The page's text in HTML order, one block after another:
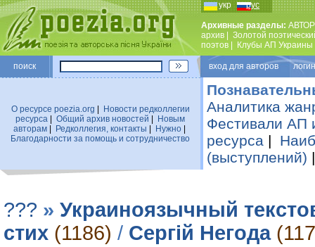
укр рус
Архивные разделы:
архив
Золотой
поэтов
Клубы АП Украины
поиск вход для авторов
О ресурсе poezia.org
Новости редколлегии
ресурса
Общий архив новостей
Новым
авторам| Редколлегия, контакты Нужно|
Благодарности за помощь и сотрудничество
Аналитика
Фестивали АП
ресурса |
(выступлений)
??? » Украиноязычный
стих (1186) / Сергій Негода